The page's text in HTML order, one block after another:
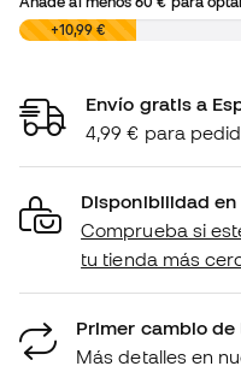
0,00 €+10,99 €
Envío gratis a
4,99 € para
Disponibilidad
Comprueba si
tu tienda más
Primer cambio
Más detalles en